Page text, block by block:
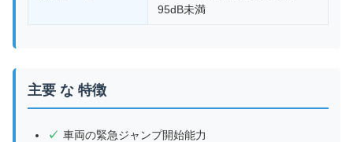
95dB未満
主要 な 特徴
車両の緊急ジャンプ開始能力